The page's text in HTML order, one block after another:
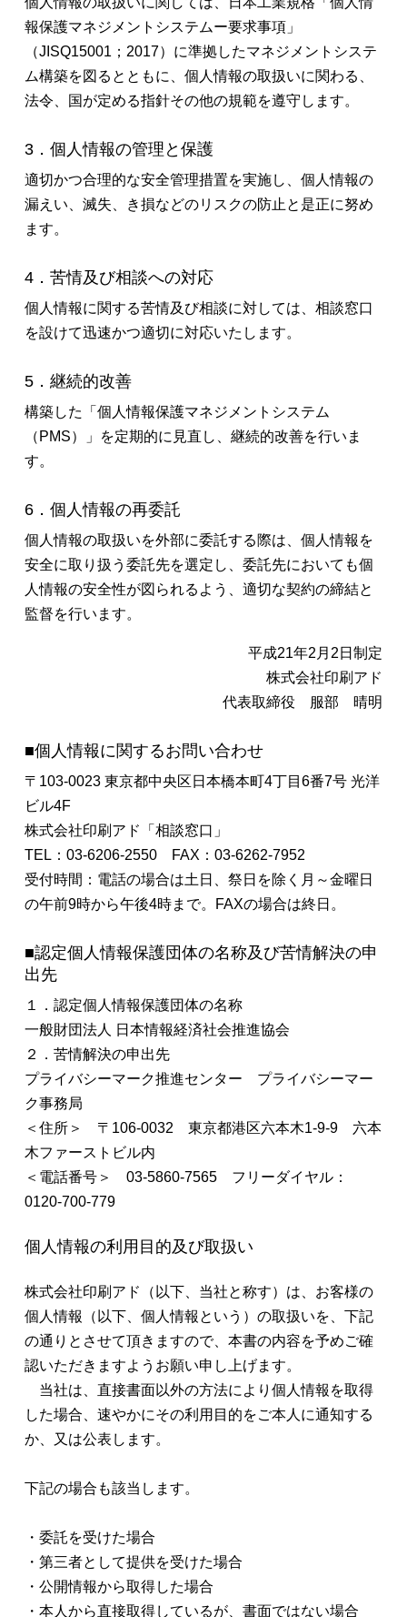
報保護マネジメントシステムー要求事項」
（JISQ15001；2017）に準拠したマネジメントシステ
ム構築を図るとともに、個人情報の取扱いに関わる、
法令、国が定める指針その他の規範を遵守します。
3．個人情報の管理と保護
適切かつ合理的な安全管理措置を実施し、個人情報の
漏えい、滅失、き損などのリスクの防止と是正に努め
ます。
4．苦情及び相談への対応
個人情報に関する苦情及び相談に対しては、相談窓口
を設けて迅速かつ適切に対応いたします。
5．継続的改善
構築した「個人情報保護マネジメントシステム
（PMS）」を定期的に見直し、継続的改善を行いま
す。
6．個人情報の再委託
個人情報の取扱いを外部に委託する際は、個人情報を
安全に取り扱う委託先を選定し、委託先においても個
人情報の安全性が図られるよう、適切な契約の締結と
監督を行います。
平成21年2月2日制定
株式会社印刷アド
代表取締役 服部 晴明
■個人情報に関するお問い合わせ
〒103-0023 東京都中央区日本橋本町4丁目6番7号 光洋
ビル4F
株式会社印刷アド「相談窓口」
TEL：03-6206-2550 FAX：03-6262-7952
受付時間：電話の場合は土日、祭日を除く月～金曜日
の午前9時から午後4時まで。FAXの場合は終日。
■認定個人情報保護団体の名称及び苦情解決の申
出先
１．認定個人情報保護団体の名称
一般財団法人 日本情報経済社会推進協会
２．苦情解決の申出先
プライバシーマーク推進センター プライバシーマー
ク事務局
＜住所＞ 〒106-0032 東京都港区六本木1-9-9 六本
木ファーストビル内
＜電話番号＞ 03-5860-7565 フリーダイヤル：
0120-700-779
個人情報の利用目的及び取扱い
株式会社印刷アド（以下、当社と称す）は、お客様の
個人情報（以下、個人情報という）の取扱いを、下記
の通りとさせて頂きますので、本書の内容を予めご確
認いただきますようお願い申し上げます。
当社は、直接書面以外の方法により個人情報を取得
した場合、速やかにその利用目的をご本人に通知する
か、又は公表します。
下記の場合も該当します。
・委託を受けた場合
・第三者として提供を受けた場合
・公開情報から取得した場合
・本人から直接取得しているが、書面ではない場合